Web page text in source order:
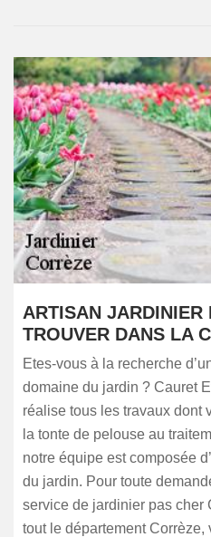
ARTISAN JARDINIER
TROUVER DANS LA
Etes-vous à la recherche
domaine du jardin ? Cauret
réalise tous les travaux dont
la tonte de pelouse au
notre équipe est composée
du jardin. Pour toute
service de jardinier pas cher
tout le département